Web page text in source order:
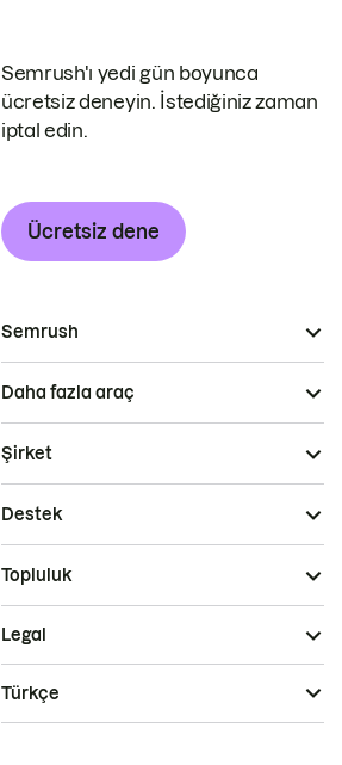
Semrush'ı yedi gün boyunca
ücretsiz deneyin. İstediğiniz zaman
iptal edin.
Ücretsiz dene
Semrush
Daha fazla araç
Şirket
Destek
Topluluk
Legal
Türkçe